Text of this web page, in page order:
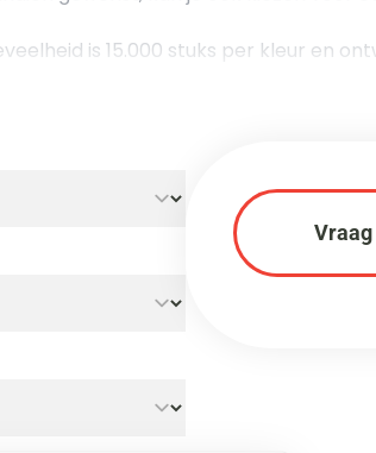
is 15.000 stuks per kleur en